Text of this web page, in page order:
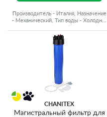
Производитель - Италия, Назначение
- Механический, Тип воды - Холодная
CHANITEX
Магистральный фильтр для